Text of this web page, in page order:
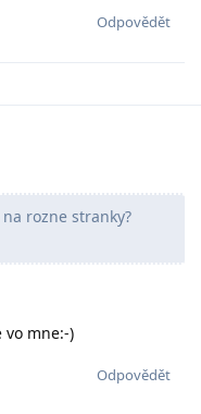
Odpovědět
rozne stranky?
vo mne:-)
Odpovědět